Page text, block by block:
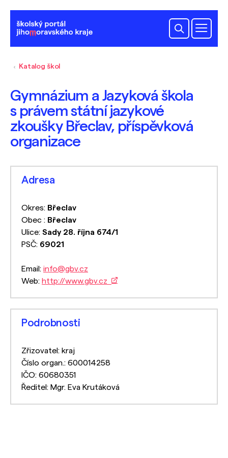
Katalog škol
Gymnázium a Jazyková škola
s právem státní jazykové
zkoušky Břeclav, příspěvková
organizace
Adresa
Okres: Břeclav
Obec : Břeclav
Ulice: Sady 28. října 674/1
PSČ: 69021
Email: info@gbv.cz
Web: http://www.gbv.cz
Podrobnosti
Zřizovatel: kraj
Číslo organ.: 600014258
IČO: 60680351
Ředitel: Mgr. Eva Krutáková